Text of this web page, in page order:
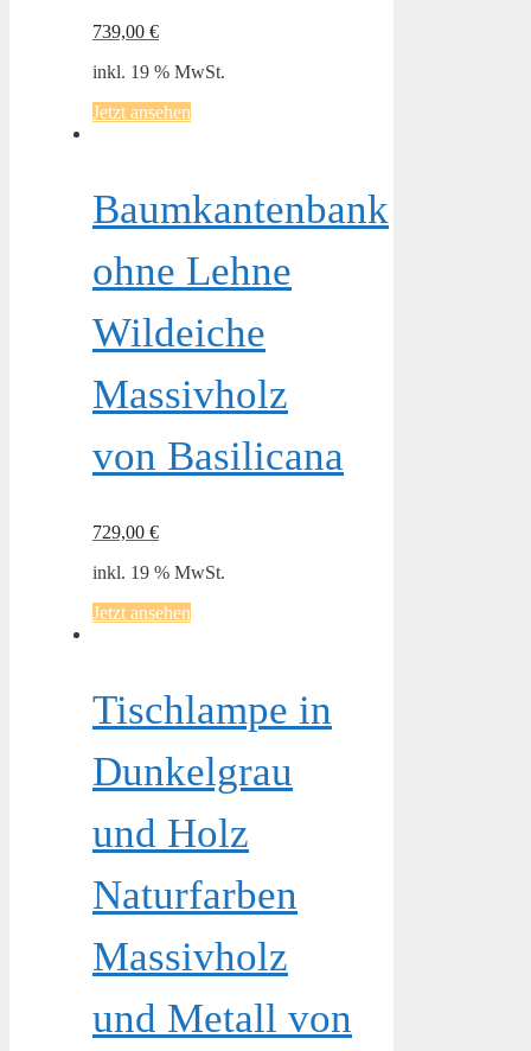
739,00 €
inkl. 19 % MwSt.
Jetzt ansehen
Baumkantenbank
ohne Lehne
Wildeiche
Massivholz
von Basilicana
729,00 €
inkl. 19 % MwSt.
Jetzt ansehen
Tischlampe in
Dunkelgrau
und Holz
Naturfarben
Massivholz
und Metall von